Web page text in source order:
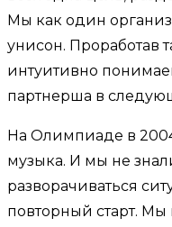
Мы как один
унисон. Проработав
интуитивно
партнерша в
На Олимпиаде в
музыка. И мы не
разворачиваться
повторный старт.